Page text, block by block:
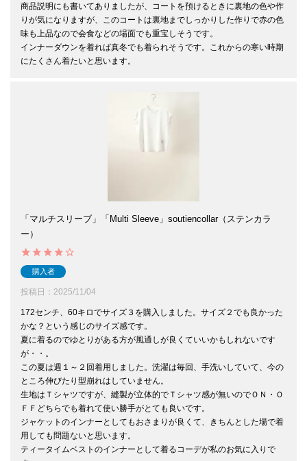
商品説明にも書いてありましたが、コートを預けるときに裏地の色や作
りが気になりますが、このコートは裏地までしっかりした作りで赤の色
味も上品なので会食などの場面でも重宝しそうです。
インナーダウンを着れば真冬でも着られそうです。これからの寒い時期
「マルチスリーブ」「Multi Sleeve」soutiencollar（ステンカラ
ー）
購入者
投稿日 2025/11/04
172センチ、60キロでサイズ３を購入しました。サイズ２でも良かった
かな？という感じのサイズ感です。
夏に着るのでゆとりがある方が風通しが良くていいかもしれないです
が・・。
この夏は週１～２回着用しました。洗濯は毎回、手洗いしていて、今の
ところ伸びたり型崩れはしていません。
生地はＴシャツですが、縫製が立体的でＴシャツ感が無いのでＯＮ・Ｏ
ＦＦどちらでも着れて使い勝手がとても良いです。
ジャケットのインナーとしてもおさまりが良くて、きちんとした場で着
用しても問題ないと思います。
ティータイムベストのインナーとして着るコーデが私のお気に入りで